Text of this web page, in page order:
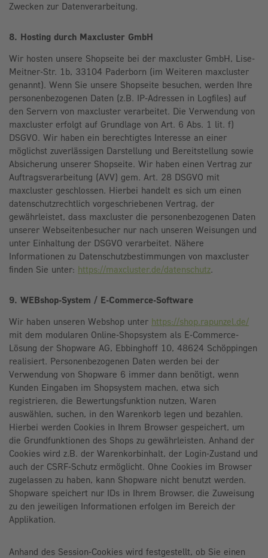
Zwecken zur Datenverarbeitung.
8. Hosting durch Maxcluster GmbH
Wir hosten unsere Shopseite bei der maxcluster GmbH, Lise-
Meitner-Str. 1b, 33104 Paderborn (im Weiteren maxcluster
genannt). Wenn Sie unsere Shopseite besuchen, werden Ihre
personenbezogenen Daten (z.B. IP-Adressen in Logfiles) auf
den Servern von maxcluster verarbeitet. Die Verwendung von
maxcluster erfolgt auf Grundlage von Art. 6 Abs. 1 lit. f)
DSGVO. Wir haben ein berechtigtes Interesse an einer
möglichst zuverlässigen Darstellung und Bereitstellung sowie
Absicherung unserer Shopseite. Wir haben einen Vertrag zur
Auftragsverarbeitung (AVV) gem. Art. 28 DSGVO mit
maxcluster geschlossen. Hierbei handelt es sich um einen
datenschutzrechtlich vorgeschriebenen Vertrag, der
gewährleistet, dass maxcluster die personenbezogenen Daten
unserer Webseitenbesucher nur nach unseren Weisungen und
unter Einhaltung der DSGVO verarbeitet. Nähere
Informationen zu Datenschutzbestimmungen von maxcluster
finden Sie unter: https://maxcluster.de/datenschutz.
9. WEBshop-System / E-Commerce-Software
Wir haben unseren Webshop unter https://shop.rapunzel.de/
mit dem modularen Online-Shopsystem als E-Commerce-
Lösung der Shopware AG, Ebbinghoff 10, 48624 Schöppingen
realisiert. Personenbezogenen Daten werden bei der
Verwendung von Shopware 6 immer dann benötigt, wenn
Kunden Eingaben im Shopsystem machen, etwa sich
registrieren, die Bewertungsfunktion nutzen, Waren
auswählen, suchen, in den Warenkorb legen und bezahlen.
Hierbei werden Cookies in Ihrem Browser gespeichert, um
die Grundfunktionen des Shops zu gewährleisten. Anhand der
Cookies wird z.B. der Warenkorbinhalt, der Login-Zustand und
auch der CSRF-Schutz ermöglicht. Ohne Cookies im Browser
zugelassen zu haben, kann Shopware nicht benutzt werden.
Shopware speichert nur IDs in Ihrem Browser, die Zuweisung
zu den jeweiligen Informationen erfolgen im Bereich der
Applikation.
Anhand des Session-Cookies wird festgestellt, ob Sie einen